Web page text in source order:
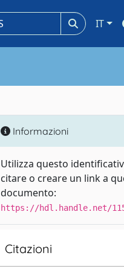
IT
Informazioni
Utilizza questo
citare o creare un link a
documento:
https://hdl.handle.net/
Citazioni